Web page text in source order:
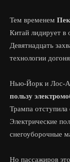
Тем временем
Китай лидирует в
Девятнадцать
технологии
Нью-Йорк и Лос-
пользу
Трампа отступила
Электрические
снегоуборочные
Но пассажиров